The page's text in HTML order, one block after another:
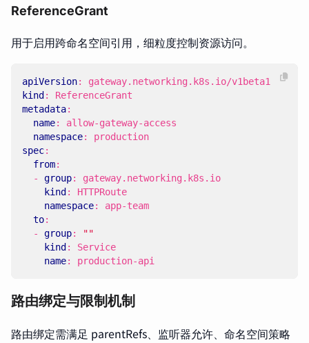
ReferenceGrant
用于启用跨命名空间引用，细粒度控制资源访问。
apiVersion:
gateway.networking.k8s.io/v1beta1
kind :
ReferenceGrant
metadata:
name:
allow-gateway-access
namespace:
production
spec:
from:
- group:
gateway.networking.k8s.io
kind :
HTTPRoute
namespace:
app-team
to:
- group:
""
kind :
Service
name: production-api
路由绑定与限制机制
路由绑定需满足 parentRefs、监听器允许、命名空间策略